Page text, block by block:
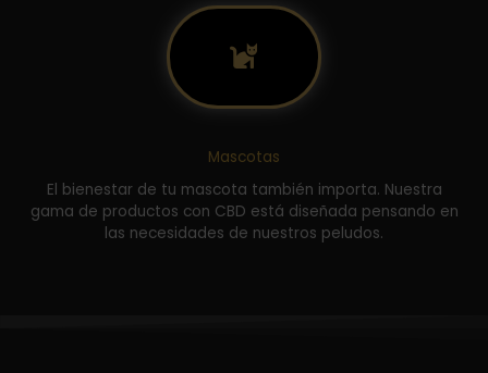
Mascotas
El bienestar de tu mascota también importa. Nuestra
gama de productos con CBD está diseñada pensando en
las necesidades de nuestros peludos.